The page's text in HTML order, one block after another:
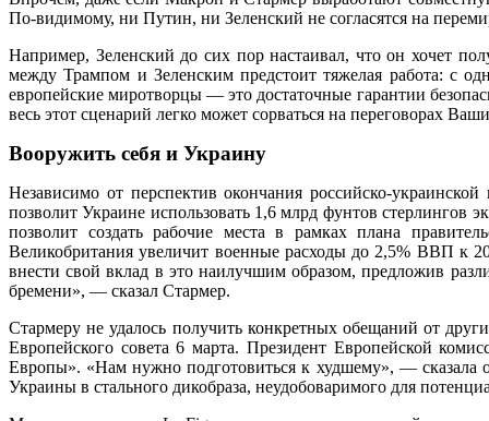
По-видимому, ни Путин, ни Зеленский не согласятся на
Например, Зеленский до сих пор настаивал, что он хочет
между Трампом и Зеленским предстоит тяжелая работа: с
европейские миротворцы — это достаточные гарантии
весь этот сценарий легко может сорваться на переговорах
Вооружить себя и Украину
Независимо от перспектив окончания российско-
позволит Украине использовать 1,6 млрд фунтов стерлингов
позволит создать рабочие места в рамках плана
Великобритания увеличит военные расходы до 2,5% ВВП к
внести свой вклад в это наилучшим образом, предложив
бремени», — сказал Стармер.
Стармеру не удалось получить конкретных обещаний от
Европейского совета 6 марта. Президент Европейской
Европы». «Нам нужно подготовиться к худшему», — сказала
Украины в стального дикобраза, неудобоваримого для